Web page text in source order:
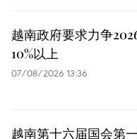
越南政府要求力争
10%以上
07/08/2026 13:36
越南第十六届国会第